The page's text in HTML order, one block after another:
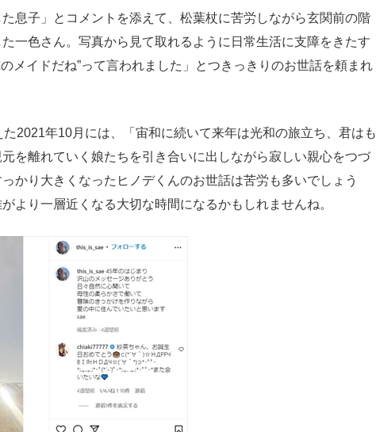
息子」とコメントを添えて、松葉杖に苦労しながら玄関前の階
一色さん。写真から見て取れるように日常生活に支障をきたす
メイドだね”って言われました」とつきっきりのお世話を頼まれ
2021年10月には、「宙和に続いて来年は光和の旅立ち、君はも
を離れていく娘たちを引き合いに出しながら寂しい親心をつづ
っかり大きくなったヒノデくんのお世話は苦労も多いでしょう
より一層近くなる大切な時間になるかもしれませんね。